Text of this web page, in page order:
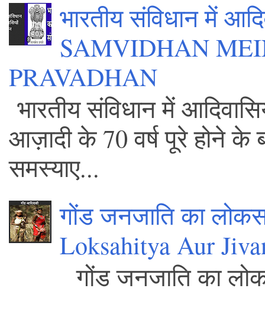
भारतीय संविधान में
SAMVIDHAN
PRAVADHAN
भारतीय संविधान में
आज़ादी के 70 वर्ष पूरे होने
समस्याए...
गोंड जनजाति का
Loksahitya Aur
गोंड जनजाति